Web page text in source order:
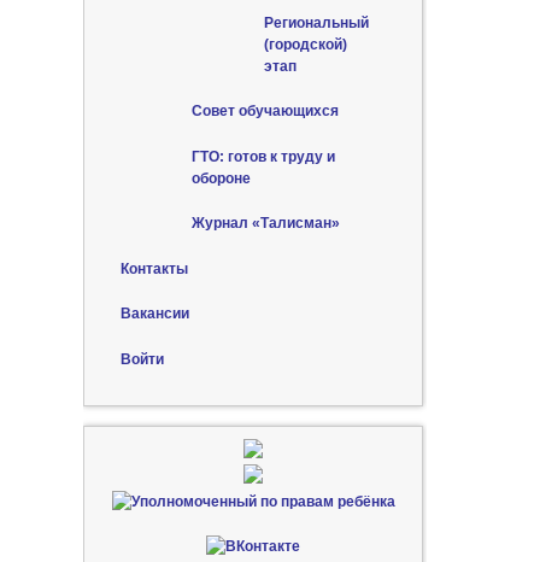
Региональный
(городской)
этап
Совет обучающихся
ГТО: готов к труду и
обороне
Журнал «Талисман»
Контакты
Вакансии
Войти